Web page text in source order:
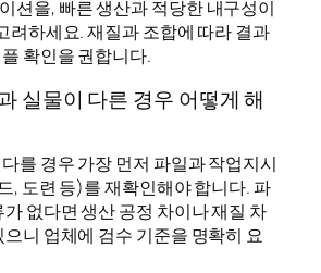
션을, 빠른 생산과 적당한 내구성이
려하세요. 재질과 조합에 따라 결과
확인을 권합니다.
실물이 다른 경우 어떻게 해
를 경우 가장 먼저 파일과 작업지시
, 도련 등)를 재확인해야 합니다. 파
없다면 생산 공정 차이나 재질 차
니 업체에 검수 기준을 명확히 요